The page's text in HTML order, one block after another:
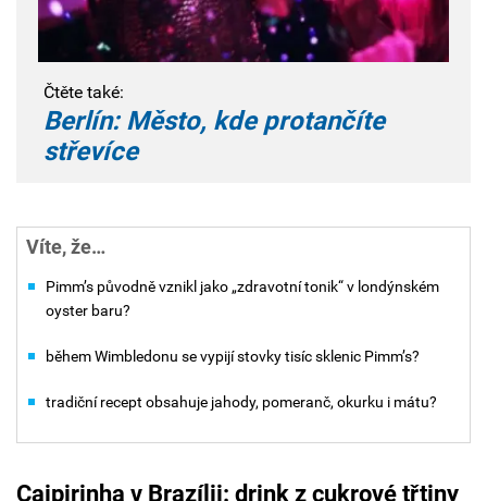
Čtěte také:
Berlín: Město, kde protančíte
střevíce
Víte, že…
Pimm’s původně vznikl jako „zdravotní tonik“ v londýnském
oyster baru?
během Wimbledonu se vypijí stovky tisíc sklenic Pimm’s?
tradiční recept obsahuje jahody, pomeranč, okurku i mátu?
Caipirinha v Brazílii: drink z cukrové třtiny